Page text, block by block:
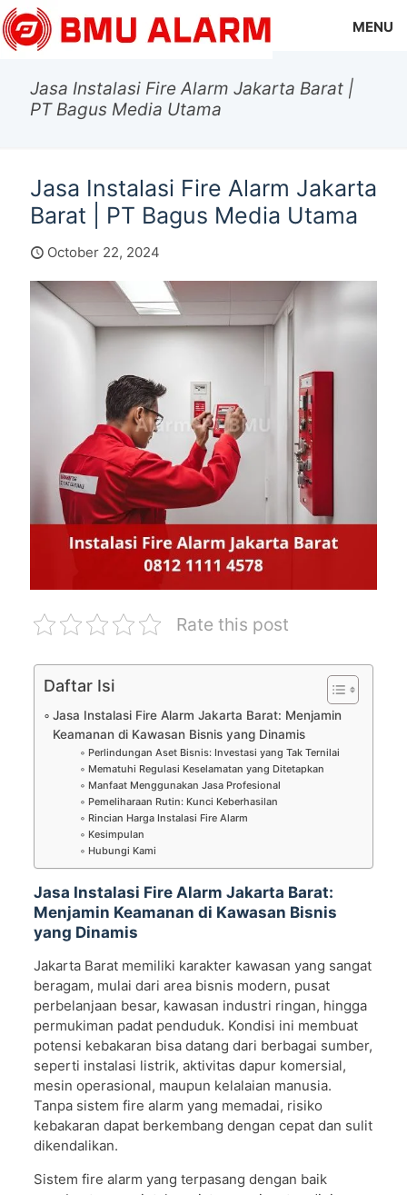
MENU
Jasa Instalasi Fire Alarm Jakarta Barat |
PT Bagus Media Utama
Jasa Instalasi Fire Alarm Jakarta
Barat | PT Bagus Media Utama
October 22, 2024
Rate this post
Daftar Isi
Jasa Instalasi Fire Alarm Jakarta Barat: Menjamin
Keamanan di Kawasan Bisnis yang Dinamis
Perlindungan Aset Bisnis: Investasi yang Tak Ternilai
Mematuhi Regulasi Keselamatan yang Ditetapkan
Manfaat Menggunakan Jasa Profesional
Pemeliharaan Rutin: Kunci Keberhasilan
Rincian Harga Instalasi Fire Alarm
Kesimpulan
Hubungi Kami
Jasa Instalasi Fire Alarm Jakarta Barat:
Menjamin Keamanan di Kawasan Bisnis
yang Dinamis
Jakarta Barat memiliki karakter kawasan yang sangat
beragam, mulai dari area bisnis modern, pusat
perbelanjaan besar, kawasan industri ringan, hingga
permukiman padat penduduk. Kondisi ini membuat
potensi kebakaran bisa datang dari berbagai sumber,
seperti instalasi listrik, aktivitas dapur komersial,
mesin operasional, maupun kelalaian manusia.
Tanpa sistem fire alarm yang memadai, risiko
kebakaran dapat berkembang dengan cepat dan sulit
dikendalikan.
Sistem fire alarm yang terpasang dengan baik